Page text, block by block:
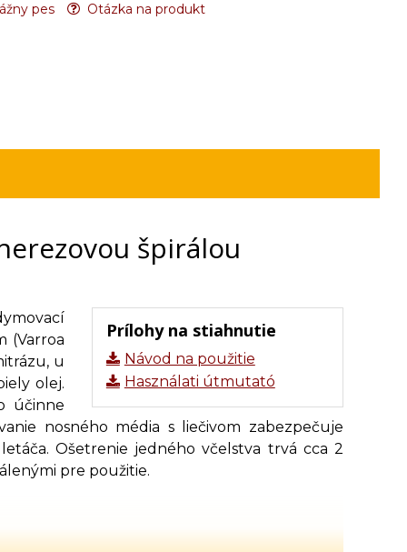
pes Otázka na produkt
špirálou
Prílohy na stiahnutie
Návod na použitie
Használati útmutató
(Varroa
u
olej.
účinne
nosného média s liečivom zabezpečuje
Ošetrenie jedného včelstva trvá cca 2
pre použitie.